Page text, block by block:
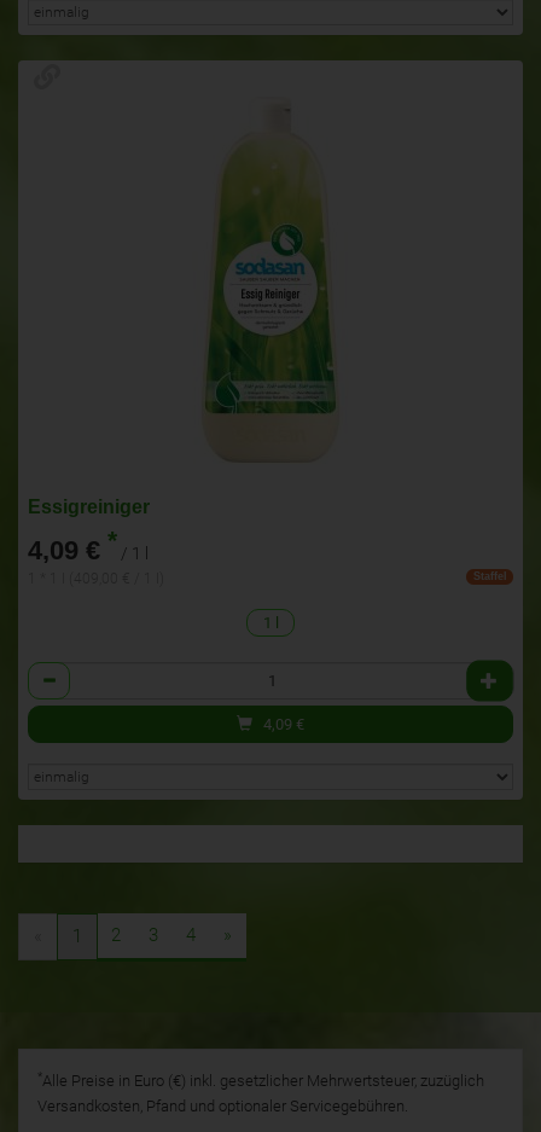
Essigreiniger
4,09 € * / 1 l
Staffel
1 l
Anzahl
4,09 €
1 2 3 4 »
*Alle Preise in Euro (€) inkl. gesetzlicher Mehrwertsteuer, zuzüglich
Versandkosten, Pfand und optionaler Servicegebühren.